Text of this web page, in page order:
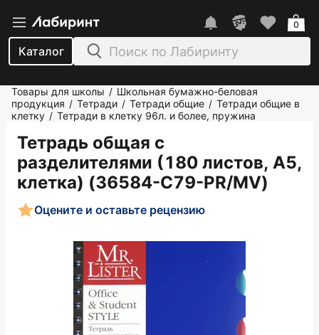
Каталог
0
Товары для школы / Школьная бумажно-беловая
продукция / Тетради / Тетради общие / Тетради общие в
клетку / Тетради в клетку 96л. и более, пружина
Тетрадь общая с
разделителями (180 листов, А5,
клетка) (36584-С79-PR/MV)
Оцените и оставьте рецензию